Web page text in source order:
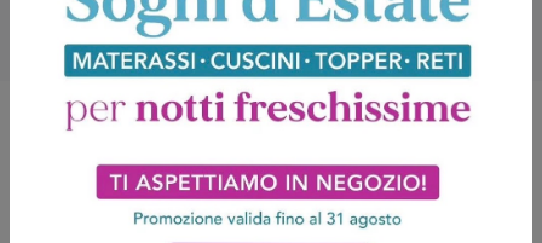
Potrebbero piacerti anche